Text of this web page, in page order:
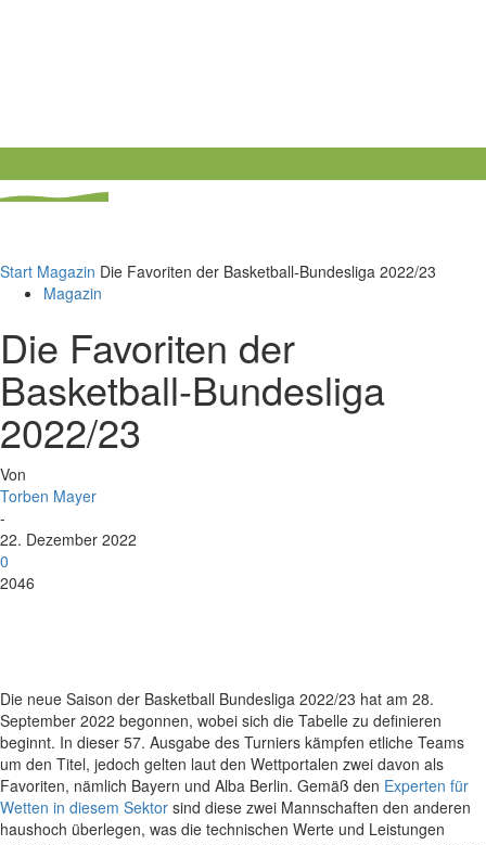
Start Magazin Die Favoriten der Basketball-Bundesliga 2022/23
Magazin
Die Favoriten der
Basketball-Bundesliga
2022/23
Von
Torben Mayer
-
22. Dezember 2022
0
2046
Die neue Saison der Basketball Bundesliga 2022/23 hat am 28.
September 2022 begonnen, wobei sich die Tabelle zu definieren
beginnt. In dieser 57. Ausgabe des Turniers kämpfen etliche Teams
um den Titel, jedoch gelten laut den Wettportalen zwei davon als
Favoriten, nämlich Bayern und Alba Berlin. Gemäß den Experten für
Wetten in diesem Sektor sind diese zwei Mannschaften den anderen
haushoch überlegen, was die technischen Werte und Leistungen